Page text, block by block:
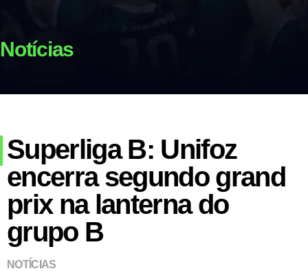
Notícias
Superliga B: Unifoz
encerra segundo grand
prix na lanterna do
grupo B
NOTÍCIAS